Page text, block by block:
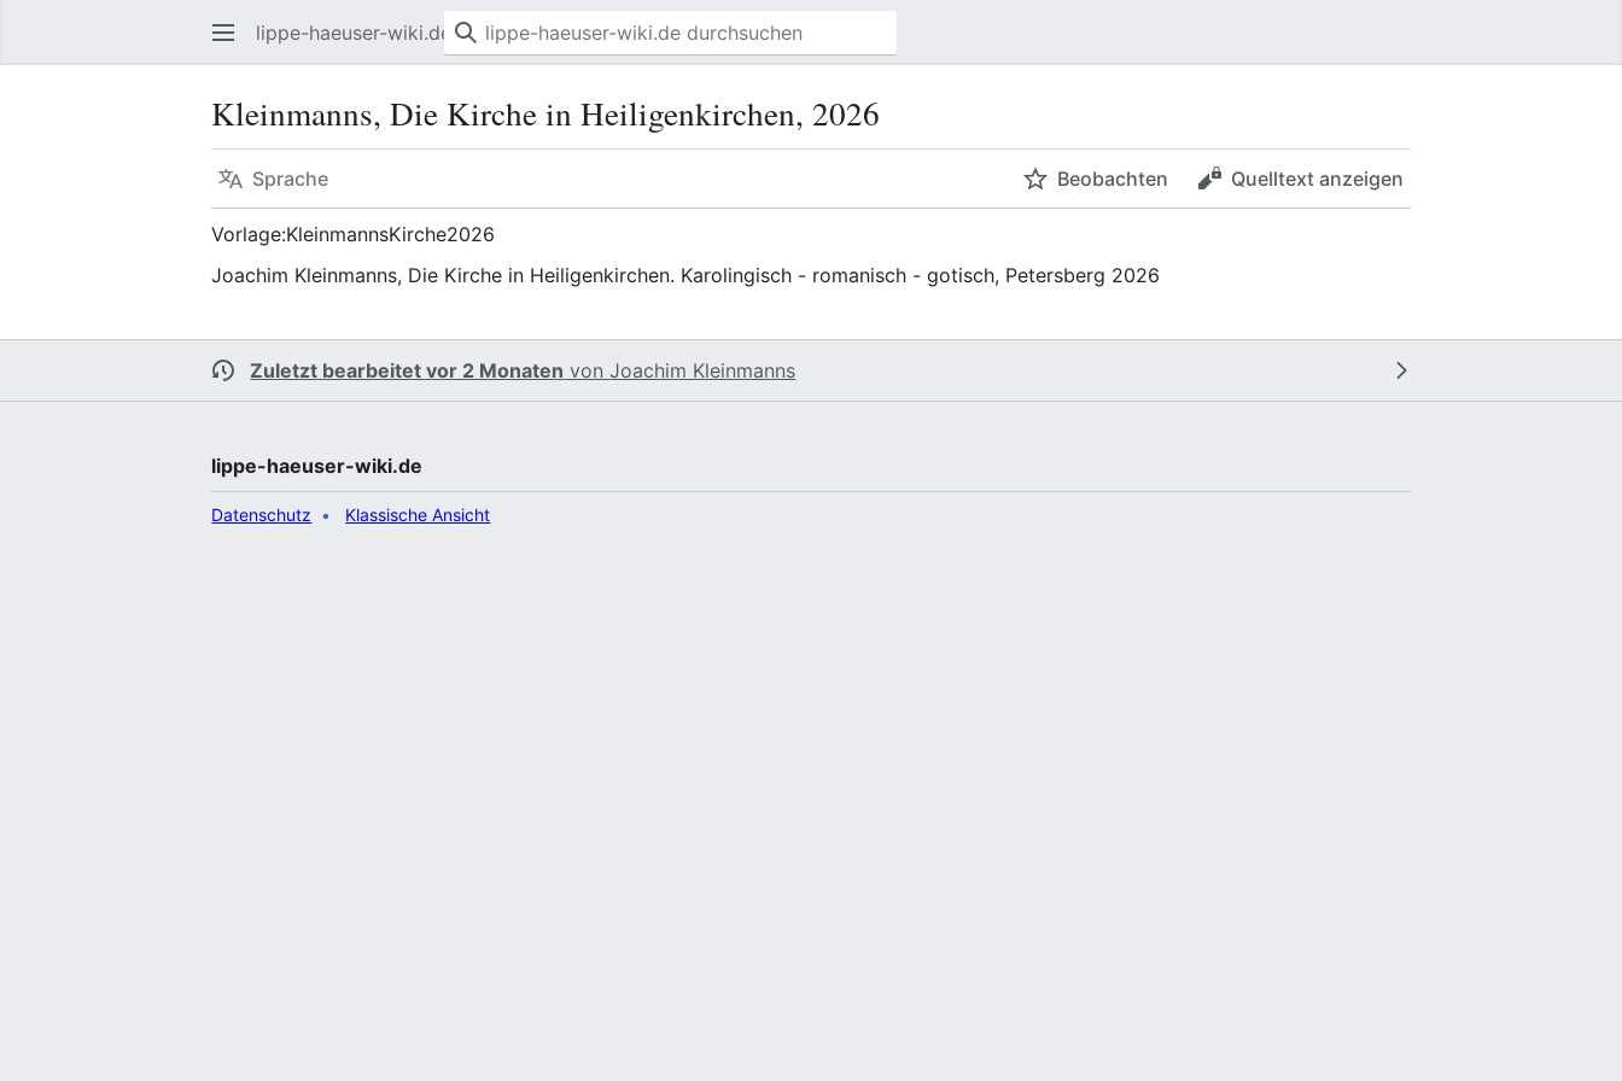
lippe-haeuser-wiki.de
Kleinmanns, Die Kirche in Heiligenkirchen, 2026
Sprache Beobachten Quelltext anzeigen
Vorlage:KleinmannsKirche2026
Joachim Kleinmanns, Die Kirche in Heiligenkirchen. Karolingisch - romanisch - gotisch, Petersberg 2026
Zuletzt bearbeitet vor 2 Monaten vonJoachim Kleinmanns
lippe-haeuser-wiki.de
Datenschutz Klassische Ansicht